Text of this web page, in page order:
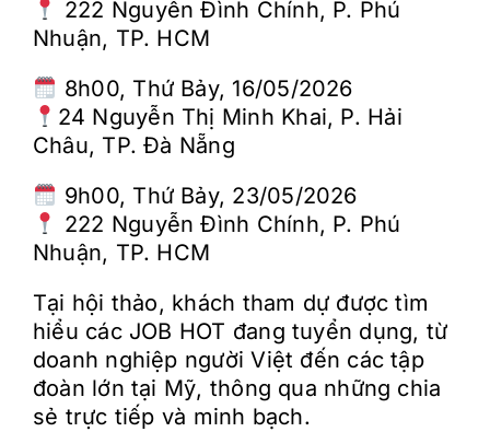
222 Nguyễn Đình Chính, P. Phú
Nhuận, TP. HCM
8h00, Thứ Bảy, 16/05/2026
24 Nguyễn Thị Minh Khai, P. Hải
Châu, TP. Đà Nẵng
9h00, Thứ Bảy, 23/05/2026
222 Nguyễn Đình Chính, P. Phú
Nhuận, TP. HCM
Tại hội thảo, khách tham dự được tìm
hiểu các JOB HOT đang tuyển dụng, từ
doanh nghiệp người Việt đến các tập
đoàn lớn tại Mỹ, thông qua những chia
sẻ trực tiếp và minh bạch.